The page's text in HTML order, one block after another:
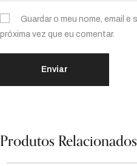
Guardar o meu nome, email
próxima vez que eu comentar.
Produtos Relacionados